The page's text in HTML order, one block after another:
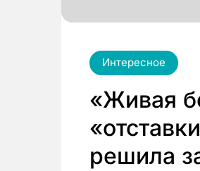
Интересное
«Живая
решила